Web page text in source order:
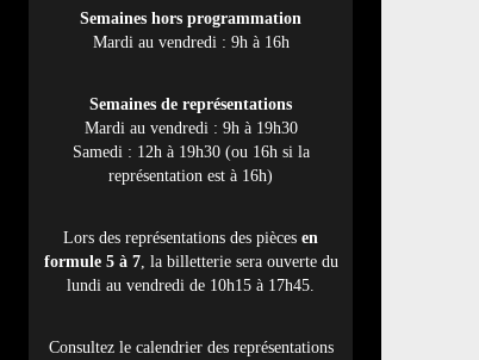
Semaines hors programmation
Mardi au vendredi : 9h à 16h
Semaines de représentations
Mardi au vendredi : 9h à 19h30
Samedi : 12h à 19h30 (ou 16h si la
représentation est à 16h)
Lors des représentations des pièces en
formule 5 à 7, la billetterie sera ouverte du
lundi au vendredi de 10h15 à 17h45.
Consultez le calendrier des représentations